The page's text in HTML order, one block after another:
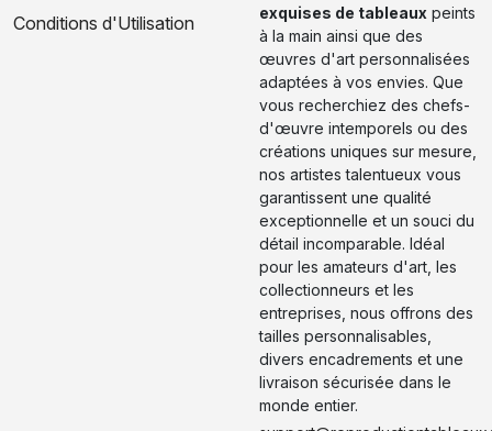
Conditions d'Utilisation
exquises de tableaux peints
à la main ainsi que des
œuvres d'art personnalisées
adaptées à vos envies. Que
vous recherchiez des chefs-
d'œuvre intemporels ou des
créations uniques sur mesure,
nos artistes talentueux vous
garantissent une qualité
exceptionnelle et un souci du
détail incomparable. Idéal
pour les amateurs d'art, les
collectionneurs et les
entreprises, nous offrons des
tailles personnalisables,
divers encadrements et une
livraison sécurisée dans le
monde entier.